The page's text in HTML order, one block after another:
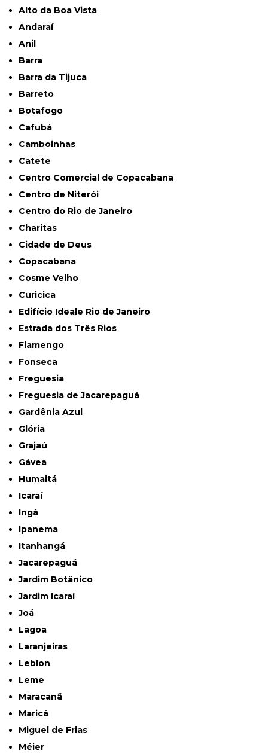
Alto da Boa Vista
Andaraí
Anil
Barra
Barra da Tijuca
Barreto
Botafogo
Cafubá
Camboinhas
Catete
Centro Comercial de Copacabana
Centro de Niterói
Centro do Rio de Janeiro
Charitas
Cidade de Deus
Copacabana
Cosme Velho
Curicica
Edifício Ideale Rio de Janeiro
Estrada dos Três Rios
Flamengo
Fonseca
Freguesia
Freguesia de Jacarepaguá
Gardênia Azul
Glória
Grajaú
Gávea
Humaitá
Icaraí
Ingá
Ipanema
Itanhangá
Jacarepaguá
Jardim Botânico
Jardim Icaraí
Joá
Lagoa
Laranjeiras
Leblon
Leme
Maracanã
Maricá
Miguel de Frias
Méier